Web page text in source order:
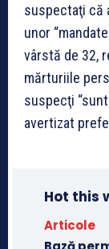
suspectaţi că
unor
vârstă de 32,
mărturiile
suspecţi
avertizat
Hot this
Articole